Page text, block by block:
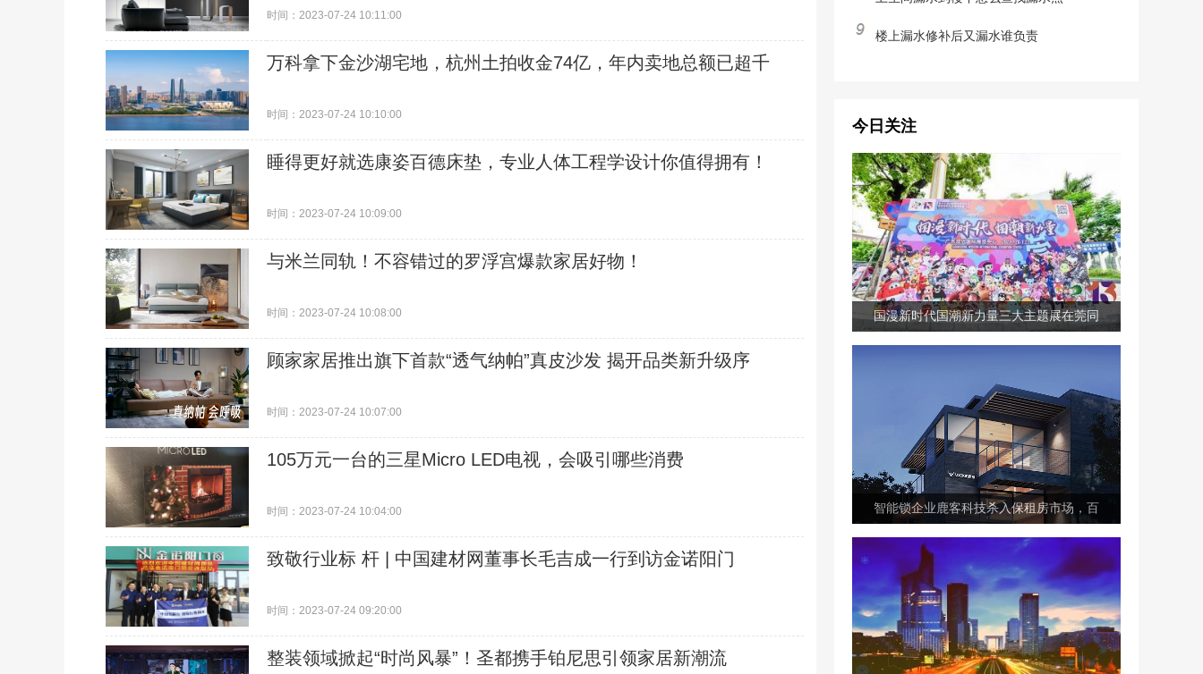
时间：2023-07-24 10:11:00
万科拿下金沙湖宅地，杭州土拍收金74亿，年内卖地总额已超千
时间：2023-07-24 10:10:00
睡得更好就选康姿百德床垫，专业人体工程学设计你值得拥有！
时间：2023-07-24 10:09:00
与米兰同轨！不容错过的罗浮宫爆款家居好物！
时间：2023-07-24 10:08:00
顾家家居推出旗下首款“透气纳帕”真皮沙发 揭开品类新升级序
时间：2023-07-24 10:07:00
105万元一台的三星Micro LED电视，会吸引哪些消费
时间：2023-07-24 10:04:00
致敬行业标 杆 | 中国建材网董事长毛吉成一行到访金诺阳门
时间：2023-07-24 09:20:00
整装领域掀起“时尚风暴”！圣都携手铂尼思引领家居新潮流
楼上漏水修补后又漏水谁负责
今日关注
国漫新时代国潮新力量三大主题展在莞同
智能锁企业鹿客科技杀入保租房市场，百